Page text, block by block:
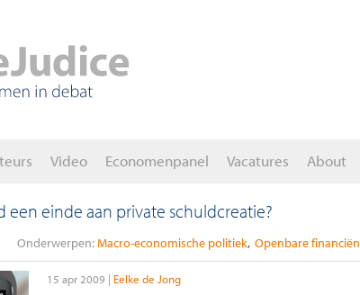
Video Economenpanel Vacatures About
een einde aan private schuldcreatie?
Onderwerpen: Macro-economische politiek Openbare financiën
15 apr 2009 Eelke de Jong